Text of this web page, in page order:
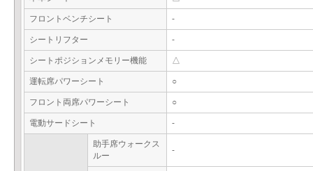
フロントベンチシート -
シートリフター -
シートポジションメモリー機能 △
運転席パワーシート ○
フロント両席パワーシート ○
電動サードシート -
助手席ウォークス
ルー
-